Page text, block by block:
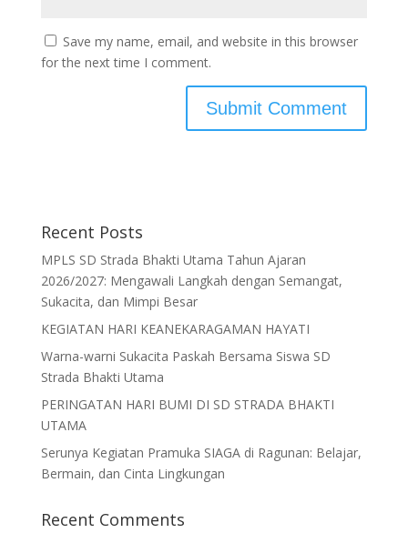
Save my name, email, and website in this browser
for the next time I comment.
Recent Posts
MPLS SD Strada Bhakti Utama Tahun Ajaran
2026/2027: Mengawali Langkah dengan Semangat,
Sukacita, dan Mimpi Besar
KEGIATAN HARI KEANEKARAGAMAN HAYATI
Warna-warni Sukacita Paskah Bersama Siswa SD
Strada Bhakti Utama
PERINGATAN HARI BUMI DI SD STRADA BHAKTI
UTAMA
Serunya Kegiatan Pramuka SIAGA di Ragunan: Belajar,
Bermain, dan Cinta Lingkungan
Recent Comments